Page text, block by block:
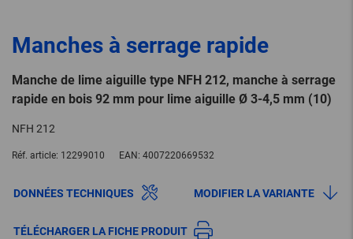
Manches à serrage rapide
Manche de lime aiguille type NFH 212, manche à serrage
rapide en bois 92 mm pour lime aiguille Ø 3-4,5 mm (10)
NFH 212
Réf. article: 12299010 EAN: 4007220669532
DONNÉES TECHNIQUES MODIFIER LA VARIANTE
TÉLÉCHARGER LA FICHE PRODUIT